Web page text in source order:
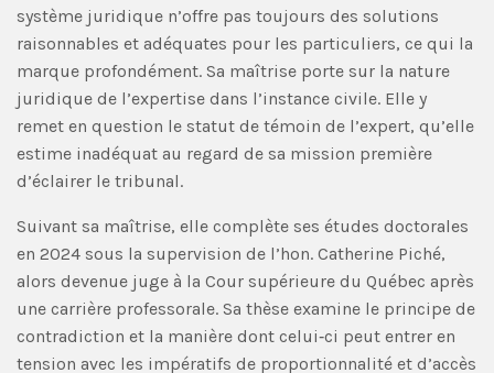
système juridique n’offre pas toujours des solutions
raisonnables et adéquates pour les particuliers, ce qui la
marque profondément. Sa maîtrise porte sur la nature
juridique de l’expertise dans l’instance civile. Elle y
remet en question le statut de témoin de l’expert, qu’elle
estime inadéquat au regard de sa mission première
d’éclairer le tribunal.
Suivant sa maîtrise, elle complète ses études doctorales
en 2024 sous la supervision de l’hon. Catherine Piché,
alors devenue juge à la Cour supérieure du Québec après
une carrière professorale. Sa thèse examine le principe de
contradiction et la manière dont celui‑ci peut entrer en
tension avec les impératifs de proportionnalité et d’accès